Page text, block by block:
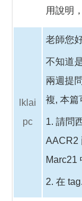
用說明
lklai
pc
老師您
不知道
兩週提
複, 本篇
1. 請問
AACR2
Marc21
2. 在